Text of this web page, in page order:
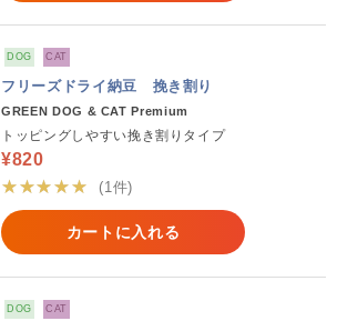
DOG CAT
フリーズドライ納豆 挽き割り
GREEN DOG & CAT Premium
トッピングしやすい挽き割りタイプ
¥820
★★★★★
(1件)
カートに入れる
DOG CAT